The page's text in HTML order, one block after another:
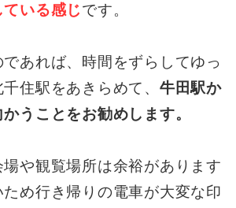
いる感じです。
あれば、時間をずらしてゆっ
住駅をあきらめて、 牛田駅か
うことをお勧めします。
や観覧場所は余裕があります
め行き帰りの電車が大変な印